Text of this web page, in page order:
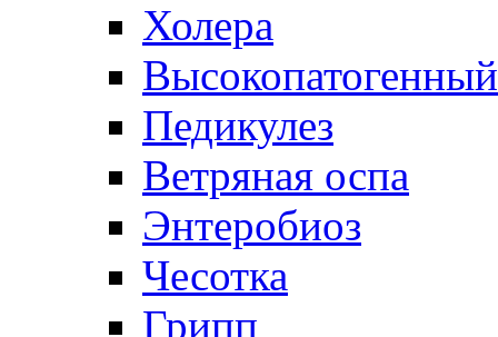
Холера
Педикулез
Ветряная оспа
Энтеробиоз
Чесотка
Грипп